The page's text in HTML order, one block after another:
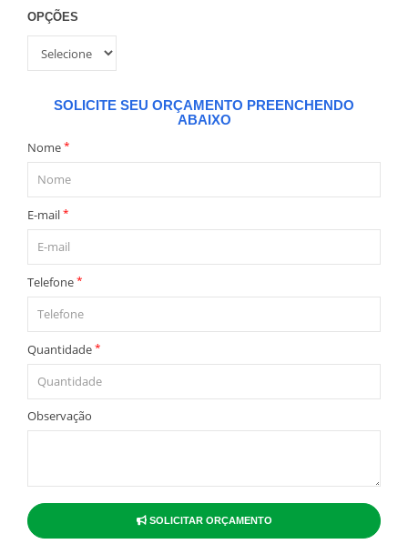
OPÇÕES
SOLICITE SEU ORÇAMENTO PREENCHENDO
ABAIXO
Nome*
E-mail*
Telefone*
Quantidade*
Observação
SOLICITAR ORÇAMENTO